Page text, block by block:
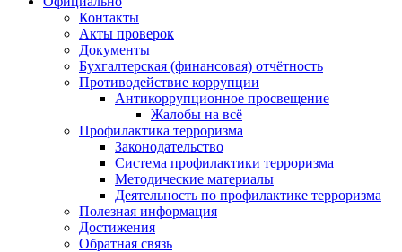
Контакты
Акты проверок
Документы
Бухгалтерская (финансовая) отчётность
Противодействие коррупции
Антикоррупционное просвещение
Жалобы на всё
Профилактика терроризма
Законодательство
Система профилактики терроризма
Методические материалы
Деятельность по профилактике терроризма
Полезная информация
Достижения
Обратная связь